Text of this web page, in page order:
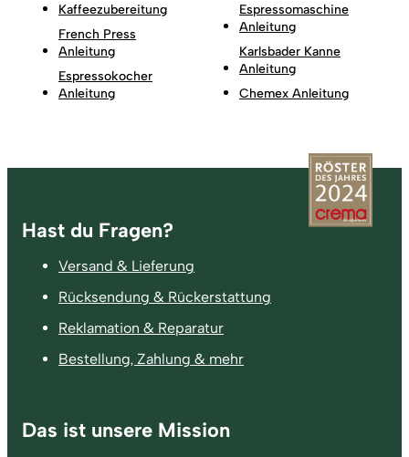
Kaffeezubereitung
French Press
Anleitung
Espressokocher
Anleitung
Espressomaschine
Anleitung
Karlsbader Kanne
Anleitung
Chemex Anleitung
Fußzeile
Hast du Fragen?
Versand & Lieferung
Rücksendung & Rückerstattung
Reklamation & Reparatur
Bestellung, Zahlung & mehr
Das ist unsere Mission